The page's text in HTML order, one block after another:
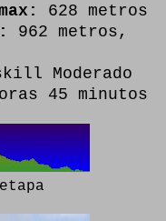
628 metros
962 metros,
Moderado
45 minutos